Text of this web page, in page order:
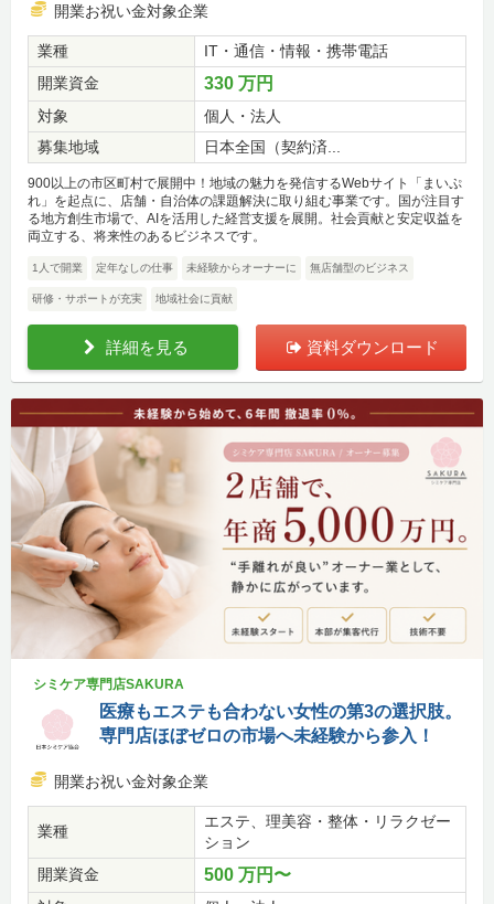
開業お祝い金対象企業
業種
IT・通信・情報・携帯電話
開業資金
330 万円
対象
個人・法人
募集地域
日本全国（契約済...
900以上の市区町村で展開中！地域の魅力を発信するWebサイト「まいぷ
れ」を起点に、店舗・自治体の課題解決に取り組む事業です。国が注目す
る地方創生市場で、AIを活用した経営支援を展開。社会貢献と安定収益を
両立する、将来性のあるビジネスです。
1人で開業 定年なしの仕事 未経験からオーナーに 無店舗型のビジネス
研修・サポートが充実 地域社会に貢献
詳細を見る 資料ダウンロード
シミケア専門店SAKURA
医療もエステも合わない女性の第3の選択肢。
専門店ほぼゼロの市場へ未経験から参入！
開業お祝い金対象企業
業種
エステ、理美容・整体・リラクゼー
ション
開業資金
500 万円〜